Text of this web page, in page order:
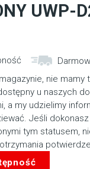
UWP-
nie mamy
u naszych
a my udzielimy
Jeśli
tym statusem,